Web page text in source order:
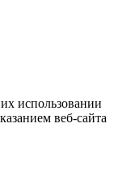
использовании
веб-сайта